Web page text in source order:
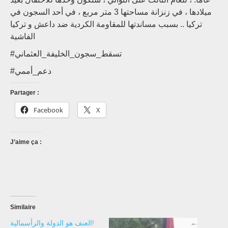
ميلادها ، في زنزانة مساحتها 3 متر مربع ، في أحد السجون في
تركيا .. بسبب مساندتها للمقاومة الكردية ضد داعش و تركيا
الفاشية
#تسقط_سجون_الخليفة_العثماني
#دعم_أممي
Partager :
Facebook X
J’aime ça :
Similaire
العنف هو الدولة والرأسمالية!